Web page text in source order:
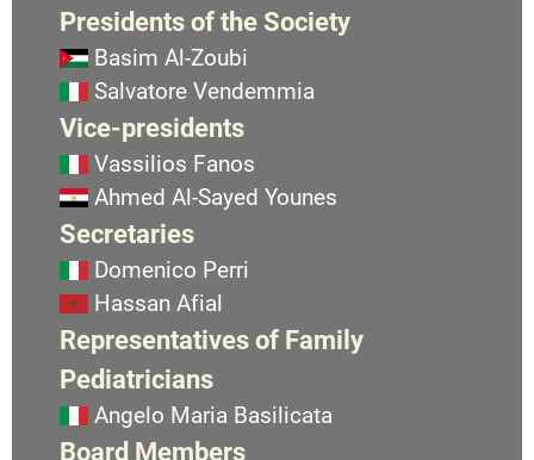
Presidents of the Society
Basim Al-Zoubi
Salvatore Vendemmia
Vice-presidents
Vassilios Fanos
Ahmed Al-Sayed Younes
Secretaries
Domenico Perri
Hassan Afial
Representatives of Family
Pediatricians
Angelo Maria Basilicata
Board Members